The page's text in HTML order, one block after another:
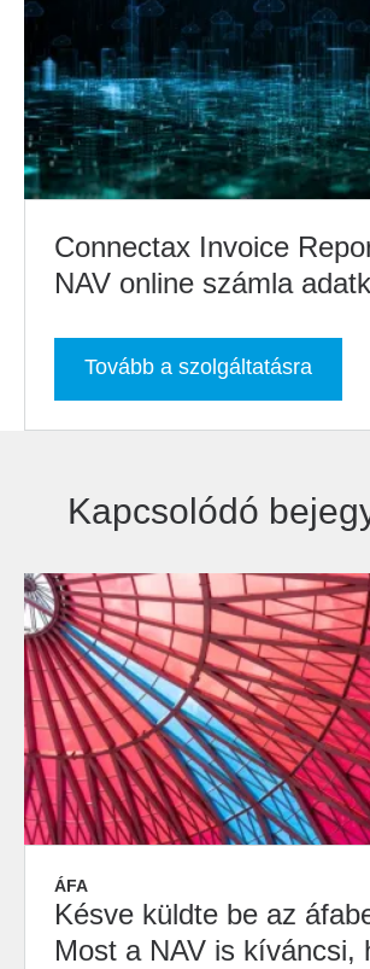
Connectax Invoice
NAV online számla
Tovább a szolgáltatásra
Kapcsolódó
ÁFA
Késve küldte be az
Most a NAV is kíváncsi,